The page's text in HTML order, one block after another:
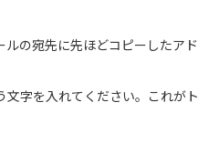
の宛先に先ほどコピーしたアド
字を入れてください。これがト